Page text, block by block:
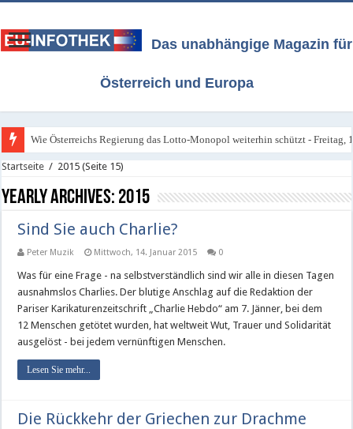
Das unabhängige Magazin für
Österreich und Europa
Wie Österreichs Regierung das Lotto-Monopol weiterhin schützt - Freitag,
Startseite / 2015 (Seite 15)
Yearly Archives: 2015
Sind Sie auch Charlie?
Peter Muzik Mittwoch, 14. Januar 2015 0
Was für eine Frage - na selbstverständlich sind wir alle in diesen Tagen
ausnahmslos Charlies. Der blutige Anschlag auf die Redaktion der
Pariser Karikaturenzeitschrift „Charlie Hebdo“ am 7. Jänner, bei dem
12 Menschen getötet wurden, hat weltweit Wut, Trauer und Solidarität
ausgelöst - bei jedem vernünftigen Menschen.
Lesen Sie mehr...
Die Rückkehr der Griechen zur Drachme